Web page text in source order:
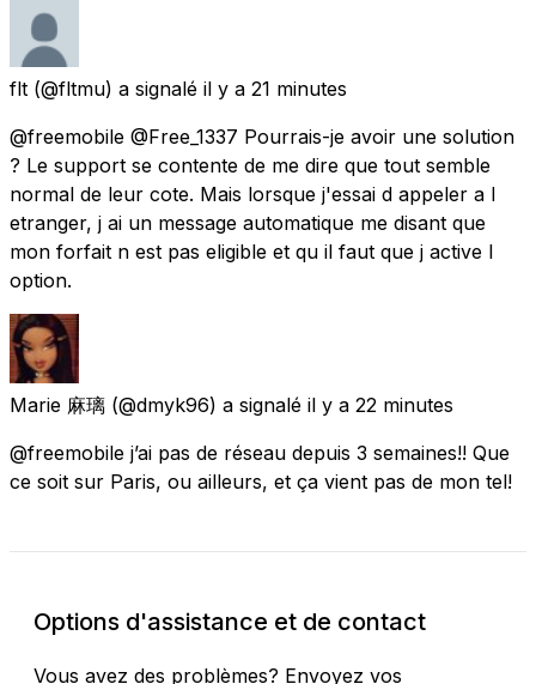
flt (@fltmu) a signalé il y a 21 minutes
@freemobile @Free_1337 Pourrais-je avoir une solution
? Le support se contente de me dire que tout semble
normal de leur cote. Mais lorsque j'essai d appeler a l
etranger, j ai un message automatique me disant que
mon forfait n est pas eligible et qu il faut que j active l
option.
Marie 麻璃 (@dmyk96) a signalé il y a 22 minutes
@freemobile j’ai pas de réseau depuis 3 semaines!! Que
ce soit sur Paris, ou ailleurs, et ça vient pas de mon tel!
Options d'assistance et de contact
Vous avez des problèmes? Envoyez vos